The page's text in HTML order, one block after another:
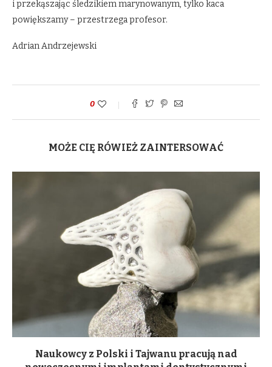
i przekąszając śledzikiem marynowanym, tylko kaca
powiększamy – przestrzega profesor.
Adrian Andrzejewski
0
MOŻE CIĘ RÓWIEŻ ZAINTERSOWAĆ
Naukowcy z Polski i Tajwanu pracują nad